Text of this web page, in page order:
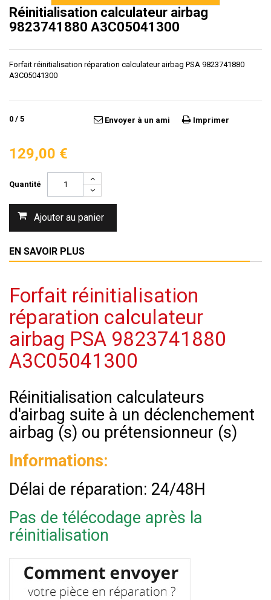
Réinitialisation calculateur airbag
9823741880 A3C05041300
Forfait réinitialisation réparation calculateur airbag PSA 9823741880
A3C05041300
0 / 5 Envoyer à un ami Imprimer
129,00 €
Quantité
Ajouter au panier
EN SAVOIR PLUS
Forfait réinitialisation
réparation calculateur
airbag PSA 9823741880
A3C05041300
Réinitialisation calculateurs
d'airbag suite à un déclenchement
airbag (s) ou prétensionneur (s)
Informations:
Délai de réparation: 24/48H
Pas de télécodage après la
réinitialisation